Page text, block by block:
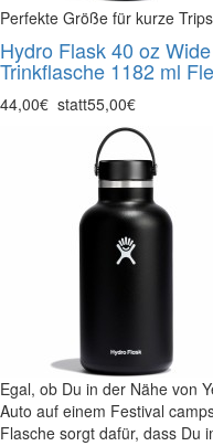
Perfekte Größe für kurze
Hydro Flask 40 oz
Trinkflasche 1182 ml
44,00€ statt55,00€
Egal, ob Du in der Nähe von
Auto auf einem Festival
Flasche sorgt dafür, dass Du